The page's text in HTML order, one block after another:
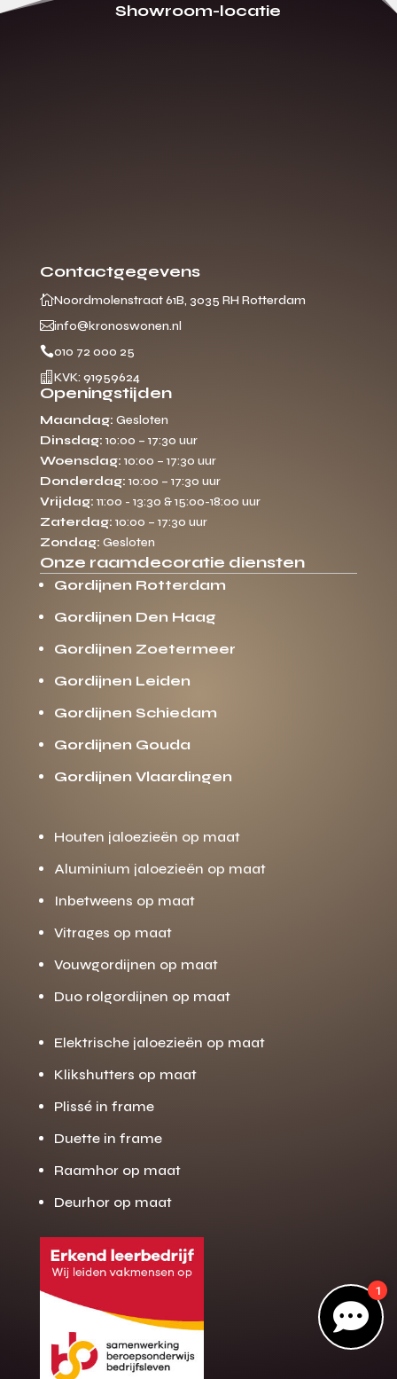
Showroom-locatie
Gratis offerte
op maat?
Binnen 24 uur jouw gratis offerte
10 jaar garantie op de montage
100+ stoffen
Direct bellen
Contactgegevens
Noordmolenstraat 61B, 3035 RH Rotterdam
info@kronoswonen.nl
010 72 000 25
 KVK: 91959624
Openingstijden
Maandag: Gesloten
Dinsdag: 10:00 – 17:30 uur
Woensdag: 10:00 – 17:30 uur
Donderdag: 10:00 – 17:30 uur
Vrijdag: 11:00 - 13:30 & 15:00-18:00 uur
Zaterdag: 10:00 – 17:30 uur
Zondag: Gesloten
Onze raamdecoratie diensten
Gordijnen Rotterdam
Gordijnen Den Haag
Gordijnen Zoetermeer
Gordijnen Leiden
Gordijnen Schiedam
Gordijnen Gouda
Gordijnen Vlaardingen
Houten jaloezieën op maat
Aluminium jaloezieën op maat
Inbetweens op maat
Vitrages op maat
Vouwgordijnen op maat
Duo rolgordijnen op maat
Elektrische jaloezieën op maat
Klikshutters op maat
Plissé in frame
Duette in frame
Raamhor op maat
Deurhor op maat

1